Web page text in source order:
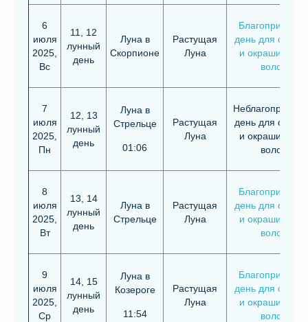
6
июля
2025,
Вс
11, 12
лунный
день
Луна в
Скорпионе
Растущая
Луна
Благоприятный
день для
и окрашивания
волос
7
июля
2025,
Пн
12, 13
лунный
день
Луна в
Стрельце
01:06
Растущая
Луна
день для
и окрашивания
волос
8
июля
2025,
Вт
13, 14
лунный
день
Луна в
Стрельце
Растущая
Луна
Благоприятный
день для
и окрашивания
волос
9
июля
2025,
Ср
14, 15
лунный
день
Луна в
Козероге
11:54
Растущая
Луна
Благоприятный
день для
и окрашивания
волос